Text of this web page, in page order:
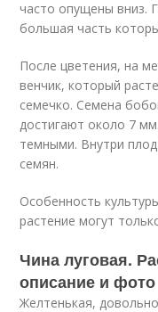
часто опущены вниз.
большая часть
После цветения, на
венчик, который
семечко. Семена
достигают около 7
темными. Внутри
семян.
Особенность
растение могут
Чина луговая.
описание и фото
Желтенькая,